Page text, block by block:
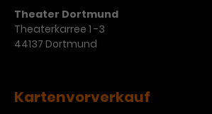
Laufzeit 1 Jahr
Werbekampagnen über
Theater Dortmund
Theaterkarree 1 -3
44137 Dortmund
Kartenvorverkauf